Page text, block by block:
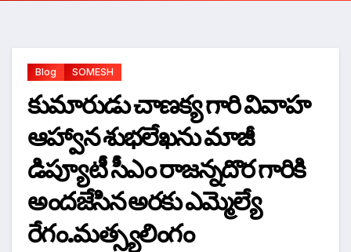
Blog SOMESH
కుమారుడు చాణక్య గారి వివాహ
ఆహ్వాన శుభలేఖను మాజీ
డిప్యూటీ సీఎం రాజన్నదొర గారికి
అందజేసిన అరకు ఎమ్మెల్యే
రేగం.మత్స్యలింగం